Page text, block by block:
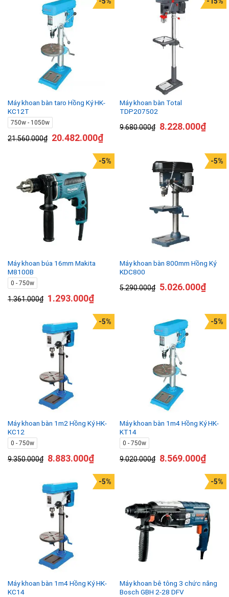
Máy khoan bàn taro Hồng Ký HK-
KC12T
750w - 1050w
21.560.000₫ 20.482.000₫
Máy khoan bàn Total
TDP207502
9.680.000₫ 8.228.000₫
Máy khoan búa 16mm Makita
M8100B
0 - 750w
1.361.000₫
-5%
1.293.000₫
Máy khoan bàn 800mm Hồng Ký
KDC800
5.290.000₫
-5%
5.026.000₫
Máy khoan bàn 1m2 Hồng Ký HK-
KC12
0 - 750w
9.350.000₫
-5%
8.883.000₫
Máy khoan bàn 1m4 Hồng Ký HK-
KT14
0 - 750w
9.020.000₫
-5%
8.569.000₫
Máy khoan bàn 1m4 Hồng Ký HK-
KC14
-5%
Máy khoan bê tông 3 chức năng
Bosch GBH 2-28 DFV
-5%